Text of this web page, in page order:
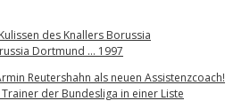
des Knallers Borussia
Dortmund … 1997
Reutershahn als neuen Assistenzcoach!
der Bundesliga in einer Liste